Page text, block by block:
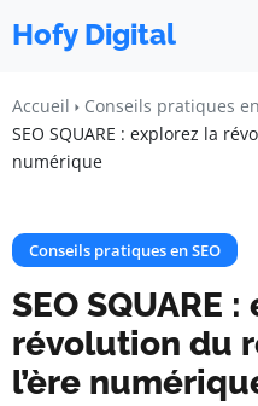
Hofy Digital
Accueil
Conseils pratiques
SEO SQUARE : explorez la
numérique
Conseils pratiques en SEO
SEO SQUARE
révolution du
l’ère